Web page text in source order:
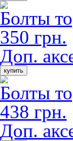
Болты
350 грн.
Доп.
купить
Болты
438 грн.
Доп.